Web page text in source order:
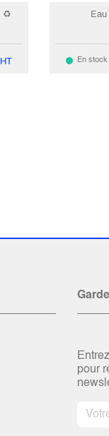
♻
HT En stock
pour